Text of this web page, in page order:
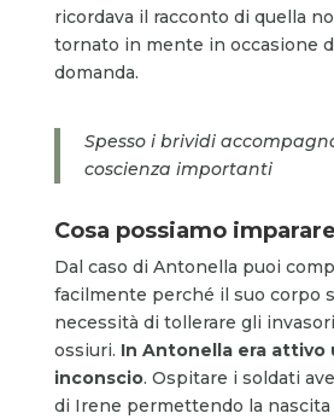
ricordava il racconto di quella
tornato in mente in occasione
domanda.
Spesso i brividi
coscienza importanti
Cosa possiamo
Dal caso di Antonella puoi
facilmente perché il suo corpo
necessità di tollerare gli
ossiuri. In Antonella era attivo
inconscio. Ospitare i soldati
di Irene permettendo la nascita